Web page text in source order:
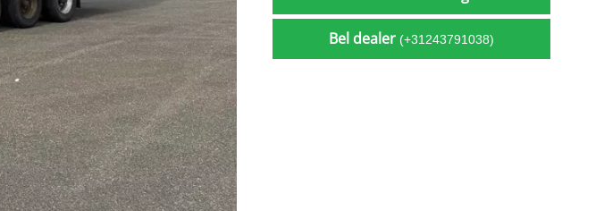
Bel dealer (+31243791038)